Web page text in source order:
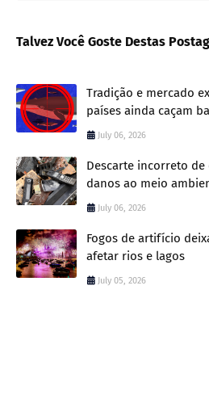
Talvez Você Goste Destas
Tradição e mercado
países ainda caçam
July 06, 2026
Descarte incorreto
danos ao meio
July 06, 2026
Fogos de artifício
afetar rios e lagos
July 05, 2026